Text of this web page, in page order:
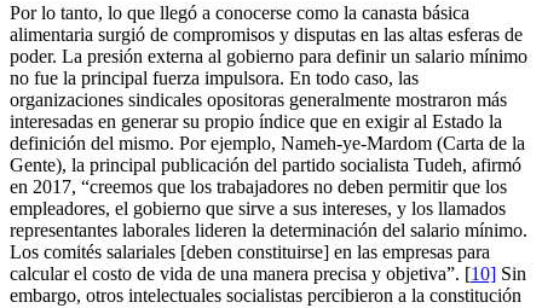
Por lo tanto, lo que llegó a conocerse como la canasta básica
alimentaria surgió de compromisos y disputas en las altas esferas de
poder. La presión externa al gobierno para definir un salario mínimo
no fue la principal fuerza impulsora. En todo caso, las
organizaciones sindicales opositoras generalmente mostraron más
interesadas en generar su propio índice que en exigir al Estado la
definición del mismo. Por ejemplo, Nameh-ye-Mardom (Carta de la
Gente), la principal publicación del partido socialista Tudeh, afirmó
en 2017, “creemos que los trabajadores no deben permitir que los
empleadores, el gobierno que sirve a sus intereses, y los llamados
representantes laborales lideren la determinación del salario mínimo.
Los comités salariales [deben constituirse] en las empresas para
calcular el costo de vida de una manera precisa y objetiva”. [10] Sin
embargo, otros intelectuales socialistas percibieron a la constitución